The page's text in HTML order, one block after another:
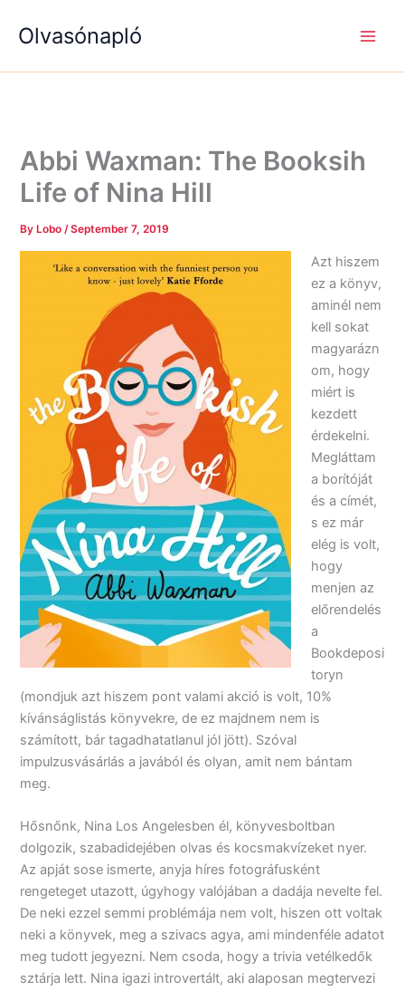
Olvasónapló
Abbi Waxman: The Booksih
Life of Nina Hill
By Lobo/September 7, 2019
Azt hiszem
ez a könyv,
aminél nem
kell sokat
magyarázn
om, hogy
miért is
kezdett
érdekelni.
Megláttam
a borítóját
és a címét,
s ez már
elég is volt,
hogy
menjen az
előrendelés
a
Bookdeposi
toryn
(mondjuk azt hiszem pont valami akció is volt, 10%
kívánságlistás könyvekre, de ez majdnem nem is
számított, bár tagadhatatlanul jól jött). Szóval
impulzusvásárlás a javából és olyan, amit nem bántam
meg.
Hősnőnk, Nina Los Angelesben él, könyvesboltban
dolgozik, szabadidejében olvas és kocsmakvízeket nyer.
Az apját sose ismerte, anyja híres fotográfusként
rengeteget utazott, úgyhogy valójában a dadája nevelte fel.
De neki ezzel semmi problémája nem volt, hiszen ott voltak
neki a könyvek, meg a szivacs agya, ami mindenféle adatot
meg tudott jegyezni. Nem csoda, hogy a trivia vetélkedők
sztárja lett. Nina igazi introvertált, aki alaposan megtervezi
e
a
é
g
k
é
g
k